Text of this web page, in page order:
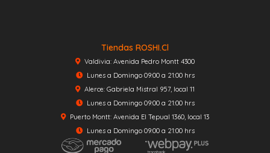
Tiendas ROSHI.cl
Valdivia: Avenida Pedro Montt 4300
Lunes a Domingo 09:00 a 21:00 hrs
Alerce: Gabriela Mistral 957, local 11
Lunes a Domingo 09:00 a 21:00 hrs
Puerto Montt: Avenida El Tepual 1360, local 13
Lunes a Domingo 09:00 a 21:00 hrs